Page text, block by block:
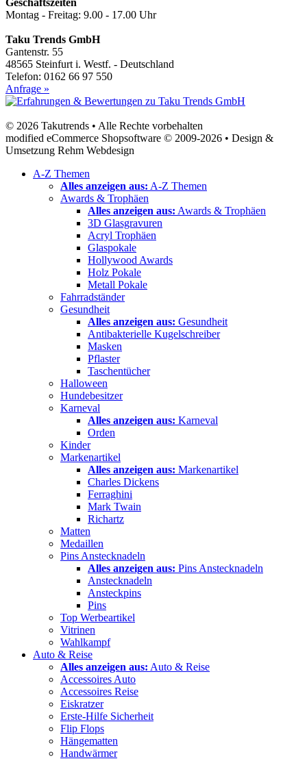
Geschäftszeiten
Montag - Freitag: 9.00 - 17.00 Uhr
Taku Trends GmbH
Gantenstr. 55
48565 Steinfurt i. Westf. - Deutschland
Telefon: 0162 66 97 550
Anfrage »
© 2026 Takutrends • Alle Rechte vorbehalten
modified eCommerce Shopsoftware © 2009-2026 • Design &
Umsetzung Rehm Webdesign
A-Z Themen
Alles anzeigen aus: A-Z Themen
Awards & Trophäen
Alles anzeigen aus: Awards & Trophäen
3D Glasgravuren
Acryl Trophäen
Glaspokale
Hollywood Awards
Holz Pokale
Metall Pokale
Fahrradständer
Gesundheit
Alles anzeigen aus: Gesundheit
Antibakterielle Kugelschreiber
Masken
Pflaster
Taschentücher
Halloween
Hundebesitzer
Karneval
Alles anzeigen aus: Karneval
Orden
Kinder
Markenartikel
Alles anzeigen aus: Markenartikel
Charles Dickens
Ferraghini
Mark Twain
Richartz
Matten
Medaillen
Pins Anstecknadeln
Alles anzeigen aus: Pins Anstecknadeln
Anstecknadeln
Ansteckpins
Pins
Top Werbeartikel
Vitrinen
Wahlkampf
Auto & Reise
Alles anzeigen aus: Auto & Reise
Accessoires Auto
Accessoires Reise
Eiskratzer
Erste-Hilfe Sicherheit
Flip Flops
Hängematten
Handwärmer